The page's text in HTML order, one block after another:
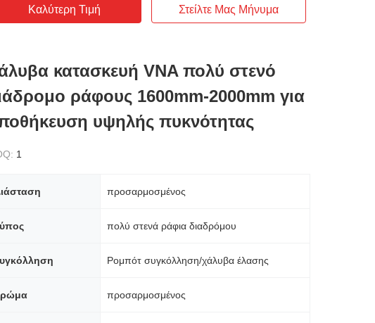
Καλύτερη Τιμή Στείλτε Μας Μήνυμα
κατασκευή VNA πολύ στενό
ράφους 1600mm-2000mm για
υψηλής πυκνότητας
1
προσαρμοσμένος
πολύ στενά ράφια διαδρόμου
Ρομπότ συγκόλληση/χάλυβα έλασης
προσαρμοσμένος